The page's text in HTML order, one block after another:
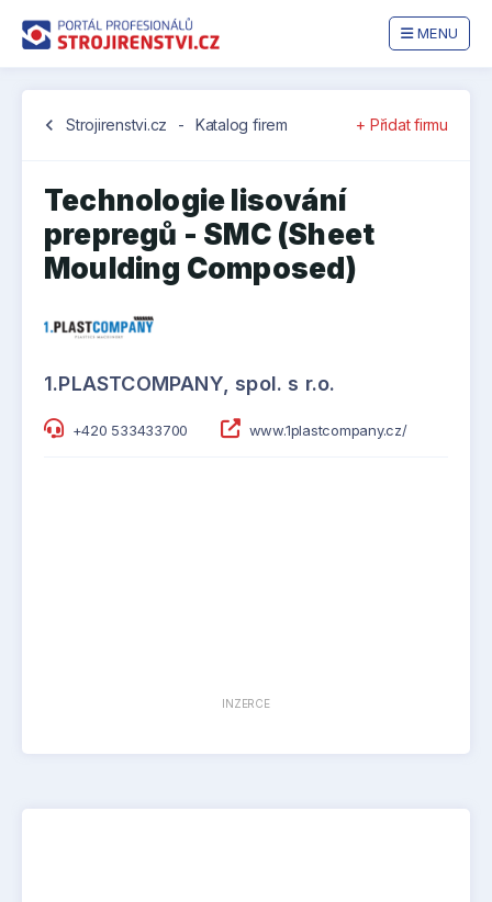
MENU
chevron_left Strojirenstvi.cz - Katalog firem + Přidat firmu
Technologie lisování
prepregů - SMC (Sheet
Moulding Composed)
1.PLASTCOMPANY, spol. s r.o.
+420 533433700 www.1plastcompany.cz/
INZERCE